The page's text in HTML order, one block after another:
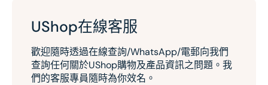
UShop在線客服
歡迎隨時透過在線查詢/WhatsApp/電郵向我們
查詢任何關於UShop購物及產品資訊之問題。我
們的客服專員隨時為你效名。